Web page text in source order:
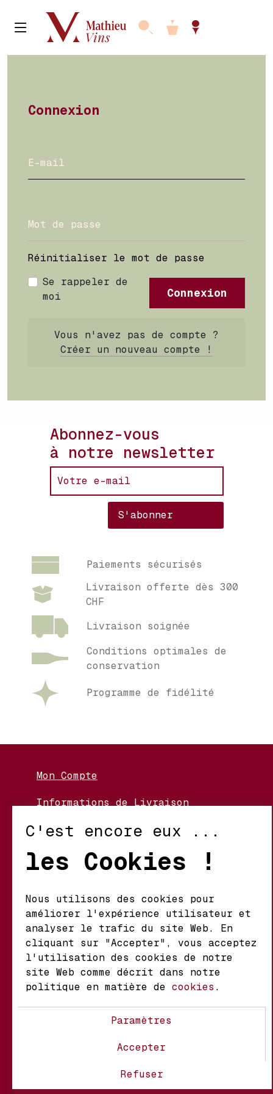
Connexion
Réinitialiser le mot de passe
Se rappeler de
moi
Connexion
Vous n'avez pas de compte ?
Créer un nouveau compte !
Abonnez-vous
à notre newsletter
Paiements sécurisés
Livraison offerte dès 300
CHF
Livraison soignée
Conditions optimales de
conservation
Programme de fidélité
Mon Compte
Informations de Livraison
Conditions d’Utilisation
Mathieu S.A. Vins fins
d'origine
Chemin du Coteau 29 A
1123 Aclens Suisse
@MATHIEUVINS
Contact FAQ
C'est encore eux ...
les Cookies !
Nous utilisons des cookies pour
améliorer l'expérience utilisateur et
analyser le trafic du site Web. En
cliquant sur "Accepter", vous acceptez
l'utilisation des cookies de notre
site Web comme décrit dans notre
politique en matière de cookies .
Paramètres
Accepter
Refuser